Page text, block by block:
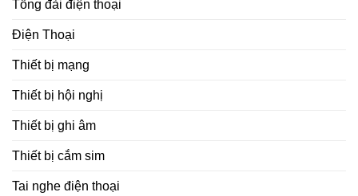
Tổng đài điện thoại
Điện Thoại
Thiết bị mạng
Thiết bị hội nghị
Thiết bị ghi âm
Thiết bị cắm sim
Tai nghe điện thoại